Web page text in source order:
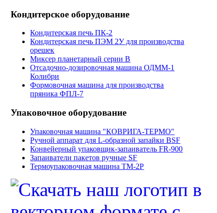
Кондитерское оборудование
Кондитерская печь ПК-2
Кондитерская печь ПЭМ 2У для производства
орешек
Миксер планетарный серии B
Отсадочно-дозировочная машина ОДММ-1
Колибри
Формовочная машина для производства
пряника ФПЛ-7
Упаковочное оборудование
Упаковочная машина "КОВРИГА-ТЕРМО"
Ручной аппарат для L-образной запайки BSF
Конвейерный упаковщик-запаиватель FR-900
Запаиватели пакетов ручные SF
Термоупаковочная машина ТМ-2Р